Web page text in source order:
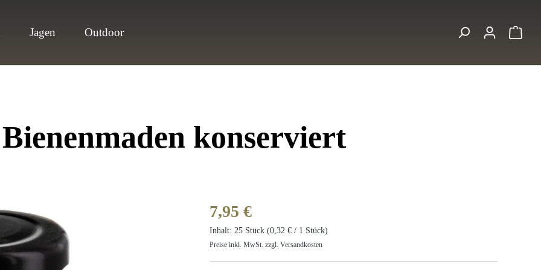
Jagen Outdoor
konserviert
Regulärer Preis:
7,95 €
Inhalt: 25 Stück(0,32 € / 1 Stück)
Preise inkl. MwSt. zzgl. Versandkosten